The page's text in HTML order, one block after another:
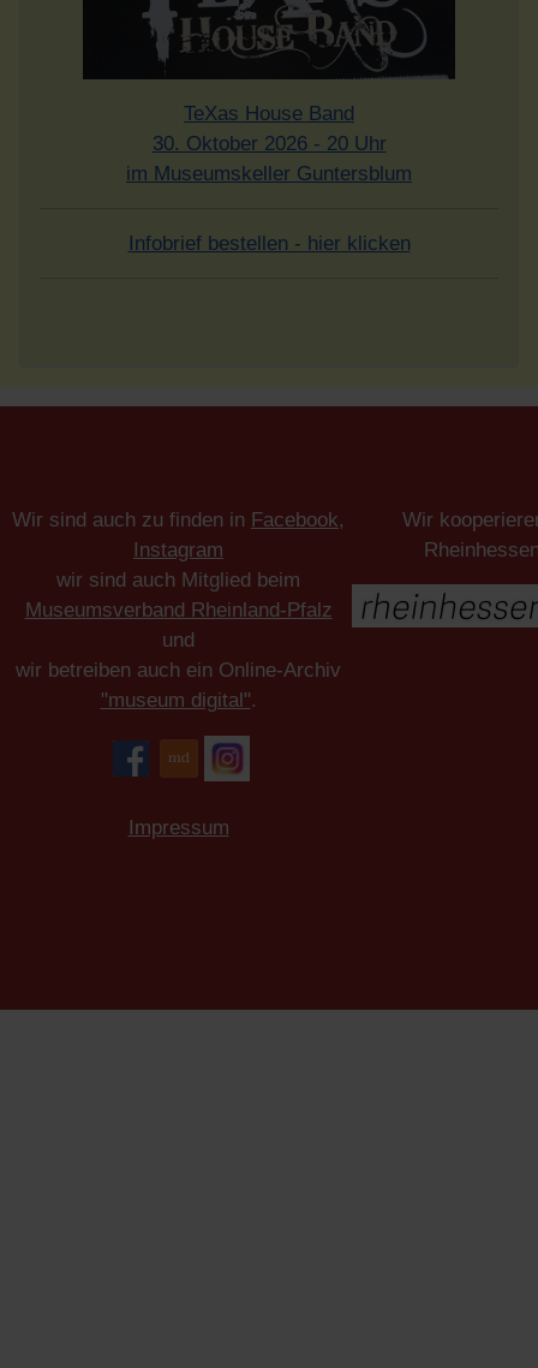
TeXas House Band
30. Oktober 2026 - 20 Uhr
im Museumskeller Guntersblum
Infobrief bestellen - hier klicken
Wir sind auch zu finden in Facebook,
Instagram
wir sind auch Mitglied beim
Museumsverband Rheinland-Pfalz
und
wir betreiben auch ein Online-Archiv
"museum digital".
Impressum
Wir